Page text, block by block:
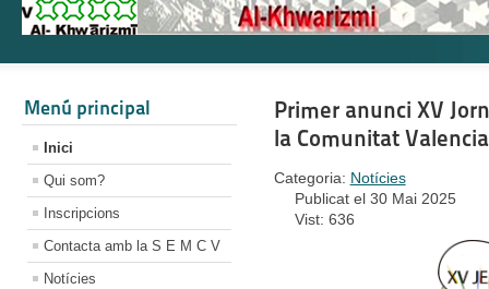
Menú principal
Inici
Qui som?
Inscripcions
Contacta amb la S E M C V
Notícies
Primer anunci XV
la Comunitat
Categoria: Notícies
Publicat el 30 Mai 2025
Vist: 636